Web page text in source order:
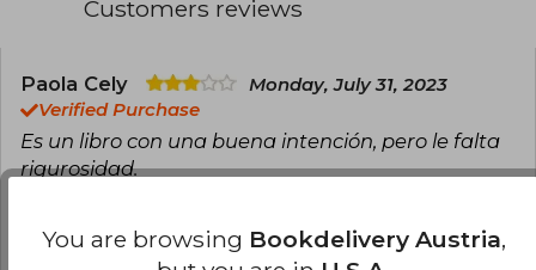
Customers reviews
Paola Cely
Monday, July 31, 2023
Verified Purchase
Es un libro con una buena intención, pero le falta
rigurosidad.
You are browsing Bookdelivery Austria,